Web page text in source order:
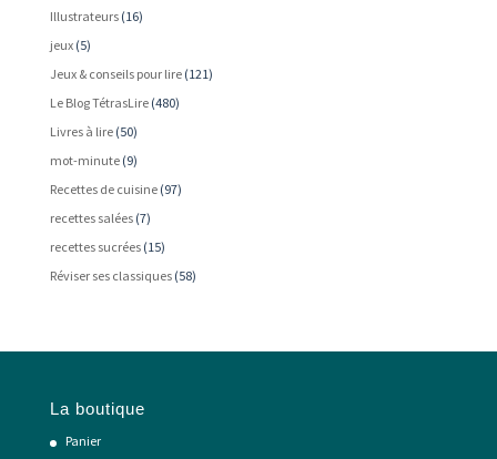
Illustrateurs(16)
jeux(5)
Jeux & conseils pour lire(121)
Le Blog TétrasLire(480)
Livres à lire(50)
mot-minute(9)
Recettes de cuisine(97)
recettes salées(7)
recettes sucrées(15)
Réviser ses classiques(58)
La boutique
Panier